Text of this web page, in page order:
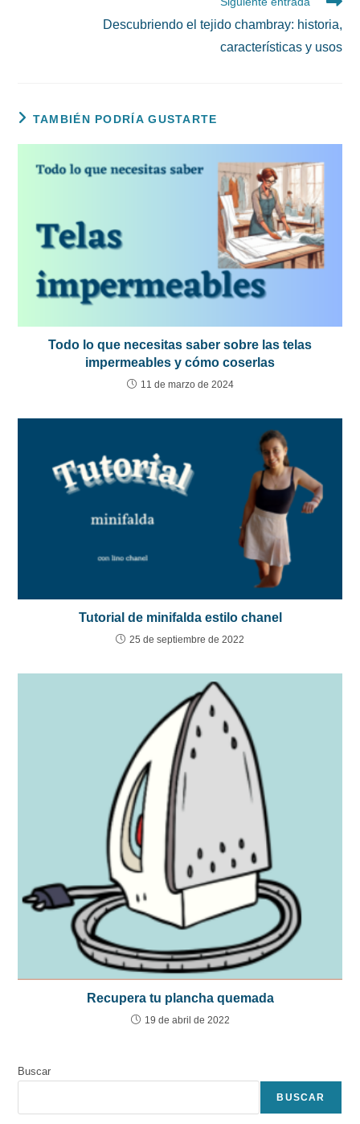
Descubriendo el tejido chambray: historia,
características y usos
TAMBIÉN PODRÍA GUSTARTE
Todo lo que necesitas saber sobre las telas
impermeables y cómo coserlas
11 de marzo de 2024
Tutorial de minifalda estilo chanel
25 de septiembre de 2022
Recupera tu plancha quemada
19 de abril de 2022
Buscar
BUSCAR